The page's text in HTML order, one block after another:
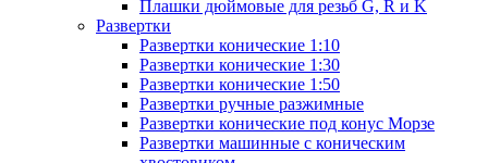
Плашки дюймовые для резьб G, R и K
Развертки
Развертки конические 1:10
Развертки конические 1:30
Развертки конические 1:50
Развертки ручные разжимные
Развертки конические под конус Морзе
Развертки машинные с коническим